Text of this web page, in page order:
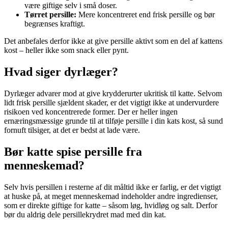
være giftige selv i små doser.
Tørret persille: Mere koncentreret end frisk persille og bør
begrænses kraftigt.
Det anbefales derfor ikke at give persille aktivt som en del af kattens
kost – heller ikke som snack eller pynt.
Hvad siger dyrlæger?
Dyrlæger advarer mod at give krydderurter ukritisk til katte. Selvom
lidt frisk persille sjældent skader, er det vigtigt ikke at undervurdere
risikoen ved koncentrerede former. Der er heller ingen
ernæringsmæssige grunde til at tilføje persille i din kats kost, så sund
fornuft tilsiger, at det er bedst at lade være.
Bør katte spise persille fra
menneskemad?
Selv hvis persillen i resterne af dit måltid ikke er farlig, er det vigtigt
at huske på, at meget menneskemad indeholder andre ingredienser,
som er direkte giftige for katte – såsom løg, hvidløg og salt. Derfor
bør du aldrig dele persillekrydret mad med din kat.